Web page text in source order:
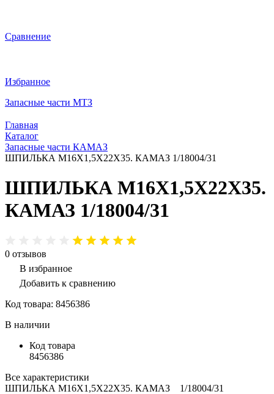
Сравнение
Избранное
Запасные части МТЗ
Главная
Каталог
Запасные части КАМАЗ
ШПИЛЬКА М16Х1,5Х22Х35. КАМАЗ 1/18004/31
ШПИЛЬКА М16Х1,5Х22Х35.
КАМАЗ 1/18004/31
0 отзывов
В избранное
Добавить к сравнению
Код товара: 8456386
В наличии
Код товара
8456386
Все характеристики
ШПИЛЬКА М16Х1,5Х22Х35. КАМАЗ 1/18004/31